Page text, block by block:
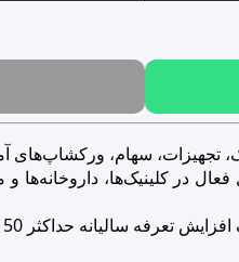
تجهیزات، سهام، ورکشاپ‌های
در کلینیک‌ها، داروخانه‌ها
حداکثر 50 درصد خواهد بود.